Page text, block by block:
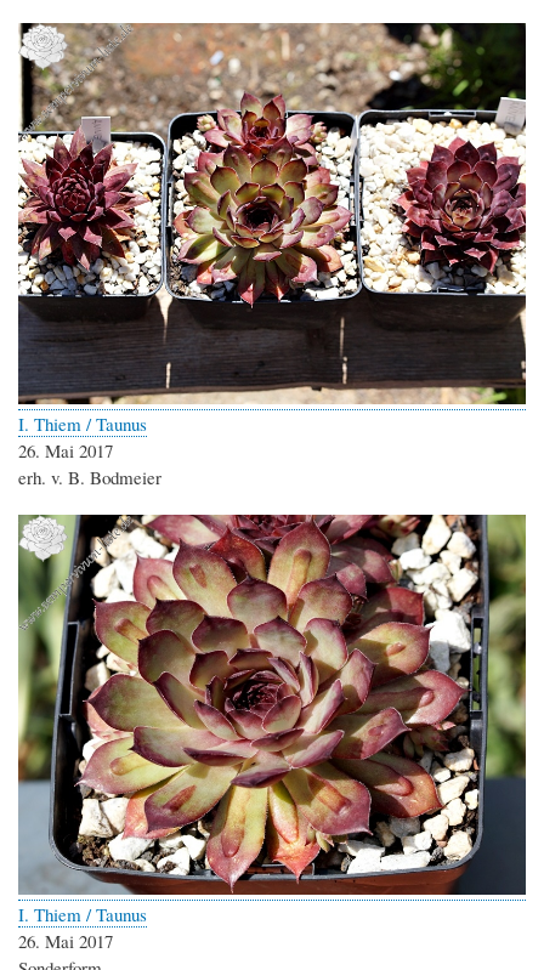
I. Thiem / Taunus
26. Mai 2017
erh. v. B. Bodmeier
I. Thiem / Taunus
26. Mai 2017